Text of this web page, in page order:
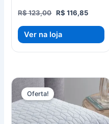
R$123,00 O
era:
R$ 116,85O
atual
R$
Ver na loja
Oferta!